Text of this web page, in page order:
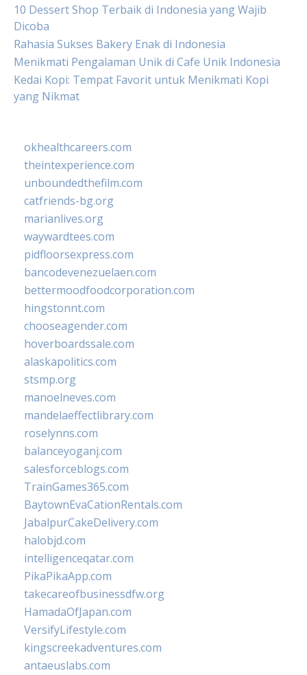
10 Dessert Shop Terbaik di Indonesia yang Wajib
Dicoba
Rahasia Sukses Bakery Enak di Indonesia
Menikmati Pengalaman Unik di Cafe Unik Indonesia
Kedai Kopi: Tempat Favorit untuk Menikmati Kopi
yang Nikmat
okhealthcareers.com
theintexperience.com
unboundedthefilm.com
catfriends-bg.org
marianlives.org
waywardtees.com
pidfloorsexpress.com
bancodevenezuelaen.com
bettermoodfoodcorporation.com
hingstonnt.com
chooseagender.com
hoverboardssale.com
alaskapolitics.com
stsmp.org
manoelneves.com
mandelaeffectlibrary.com
roselynns.com
balanceyoganj.com
salesforceblogs.com
TrainGames365.com
BaytownEvaCationRentals.com
JabalpurCakeDelivery.com
halobjd.com
intelligenceqatar.com
PikaPikaApp.com
takecareofbusinessdfw.org
HamadaOfJapan.com
VersifyLifestyle.com
kingscreekadventures.com
antaeuslabs.com